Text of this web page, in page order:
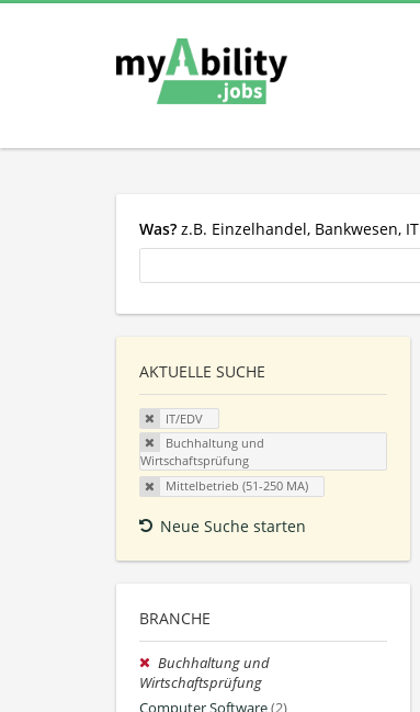
Was? z.B. Einzelhandel, Bankwesen, IT
AKTUELLE SUCHE
IT/EDV
Buchhaltung und
Wirtschaftsprüfung
Mittelbetrieb (51-250 MA)
Neue Suche starten
BRANCHE
Buchhaltung und
Wirtschaftsprüfung
Computer Software(2)